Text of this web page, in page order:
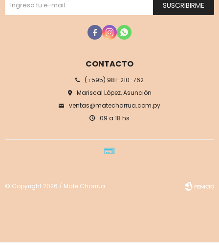
CONTACTO
(+595) 981-210-762
Mariscal López, Asunción
ventas@matecharrua.com.py
09 a 18 hs
SUSCRIBIRME
  
© Copyright 2026 / Mate Charrúa